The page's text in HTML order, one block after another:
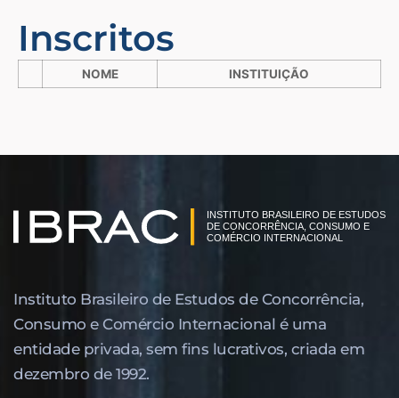
Inscritos
NOME INSTITUIÇÃO
Instituto Brasileiro de Estudos de Concor­rência,
Consumo e Comércio Internacional é uma
entidade privada, sem fins lucrativos, criada em
dezembro de 1992.